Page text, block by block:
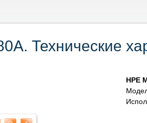
Технические
HPE